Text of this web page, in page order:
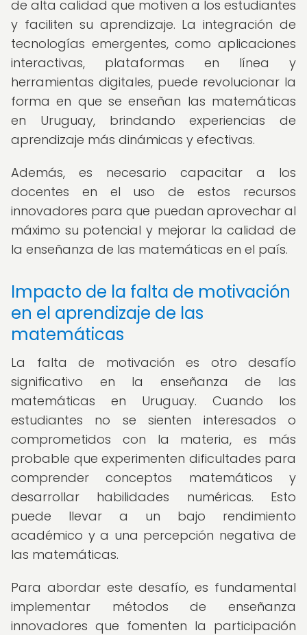
de alta calidad que motiven a los estudiantes
y faciliten su aprendizaje. La integración de
tecnologías emergentes, como aplicaciones
interactivas, plataformas en línea y
herramientas digitales, puede revolucionar la
forma en que se enseñan las matemáticas
en Uruguay, brindando experiencias de
aprendizaje más dinámicas y efectivas.
Además, es necesario capacitar a los
docentes en el uso de estos recursos
innovadores para que puedan aprovechar al
máximo su potencial y mejorar la calidad de
la enseñanza de las matemáticas en el país.
Impacto de la falta de motivación
en el aprendizaje de las
matemáticas
La falta de motivación es otro desafío
significativo en la enseñanza de las
matemáticas en Uruguay. Cuando los
estudiantes no se sienten interesados o
comprometidos con la materia, es más
probable que experimenten dificultades para
comprender conceptos matemáticos y
desarrollar habilidades numéricas. Esto
puede llevar a un bajo rendimiento
académico y a una percepción negativa de
las matemáticas.
Para abordar este desafío, es fundamental
implementar métodos de enseñanza
innovadores que fomenten la participación